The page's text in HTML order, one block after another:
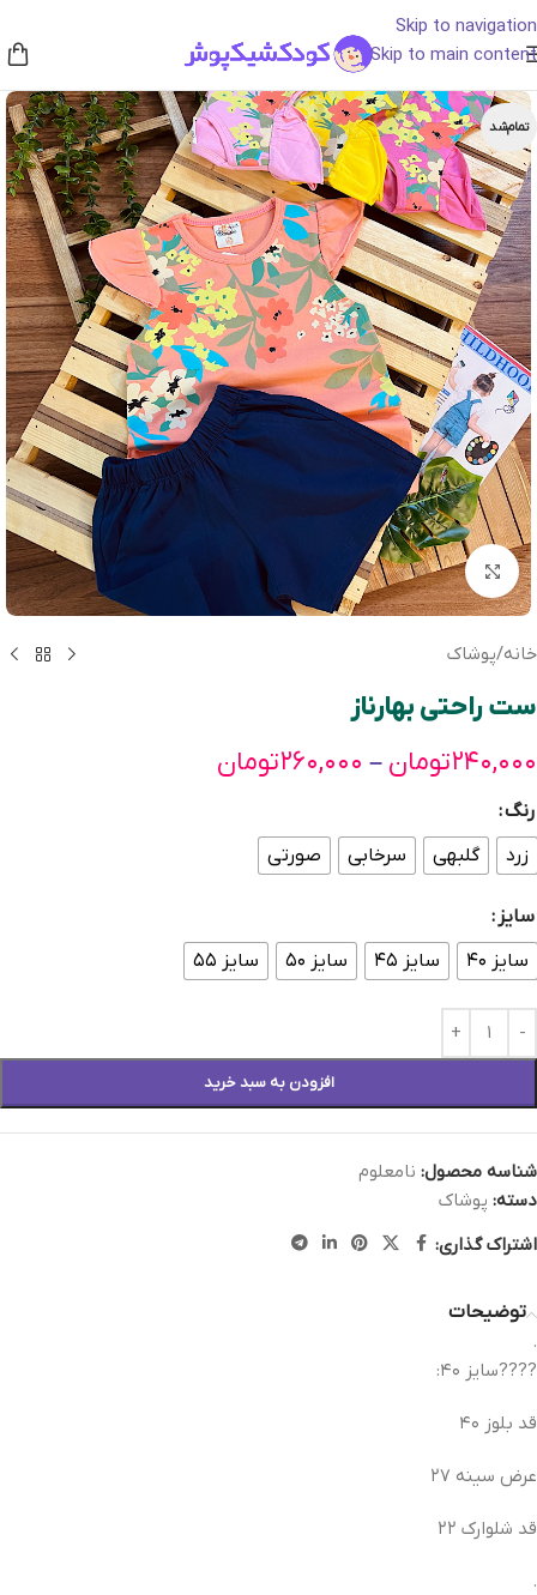
Skip to navigation
Skip to main content
تمام‌شد
بزرگنمایی تصویر
خانه/پوشاک
ست راحتی بهارناز
۲۴۰,۰۰۰تومان – ۲۶۰,۰۰۰تومان
رنگ
زرد
گلبهی سرخابی صورتی
سایز
سایز ۴۰
سایز ۴۵ سایز ۵۰ سایز ۵۵
افزودن به سبد خرید
شناسه محصول: نامعلوم
دسته: پوشاک
اشتراک گذاری:
توضیحات
.
????سایز ۴۰:
قد بلوز ۴۰
عرض سینه ۲۷
قد شلوارک ۲۲
.